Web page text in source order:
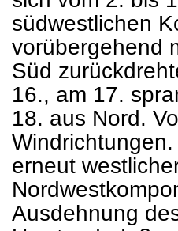
südwestlichen
vorübergehend
Süd
16., am 17.
18. aus Nord.
erneut
Ausdehnung